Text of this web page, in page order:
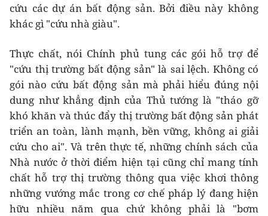
cứu các dự án bất động sản. Bởi điều này không
khác gì "cứu nhà giàu".
Thực chất, nói Chính phủ tung các gói hỗ trợ để
"cứu thị trường bất động sản" là sai lệch. Không có
gói nào cứu bất động sản mà phải hiểu đúng nội
dung như khẳng định của Thủ tướng là "tháo gỡ
khó khăn và thúc đẩy thị trường bất động sản phát
triển an toàn, lành mạnh, bền vững, không ai giải
cứu cho ai". Và trên thực tế, những chính sách của
Nhà nước ở thời điểm hiện tại cũng chỉ mang tính
chất hỗ trợ thị trường thông qua việc khơi thông
những vướng mắc trong cơ chế pháp lý đang hiện
hữu nhiều năm qua chứ không phải là "bơm